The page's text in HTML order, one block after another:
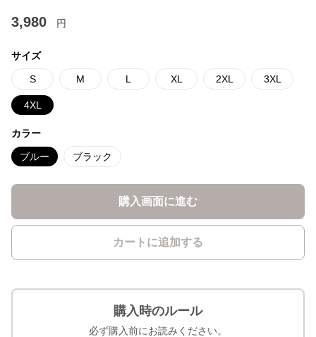
3,980 円
サイズ
S M L XL 2XL 3XL
4XL
カラー
ブルー ブラック
購入画面に進む
カートに追加する
購入時のルール
必ず購入前にお読みください。